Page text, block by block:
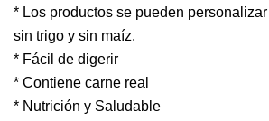
* Los productos se pueden
sin trigo y sin maíz.
* Fácil de digerir
* Contiene carne real
* Nutrición y Saludable